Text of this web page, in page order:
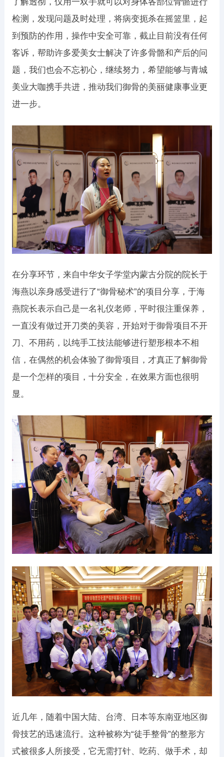
检测，发现问题及时处理，将病变扼杀在摇篮里，起
到预防的作用，操作中安全可靠，截止目前没有任何
客诉，帮助许多爱美女士解决了许多骨骼和产后的问
题，我们也会不忘初心，继续努力，希望能够与青城
美业大咖携手共进，推动我们御骨的美丽健康事业更
进一步。
在分享环节，来自中华女子学堂内蒙古分院的院长于
海燕以亲身感受进行了“御骨秘术”的项目分享，于海
燕院长表示自己是一名礼仪老师，平时很注重保养，
一直没有做过开刀类的美容，开始对于御骨项目不开
刀、不用药，以纯手工技法能够进行塑形根本不相
信，在偶然的机会体验了御骨项目，才真正了解御骨
是一个怎样的项目，十分安全，在效果方面也很明
显。
近几年，随着中国大陆、台湾、日本等东南亚地区御
骨技艺的迅速流行。这种被称为“徒手整骨”的整形方
式被很多人所接受，它无需打针、吃药、做手术，却